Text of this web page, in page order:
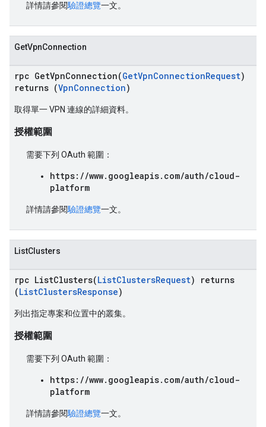
詳情請參閱驗證總覽一文。
GetVpnConnection
rpc GetVpnConnection(GetVpnConnectionRequest)
returns (VpnConnection)
取得單一 VPN 連線的詳細資料。
授權範圍
需要下列 OAuth 範圍：
https://www.googleapis.com/auth/cloud-
platform
詳情請參閱驗證總覽一文。
ListClusters
rpc ListClusters(ListClustersRequest) returns
(ListClustersResponse)
列出指定專案和位置中的叢集。
授權範圍
需要下列 OAuth 範圍：
https://www.googleapis.com/auth/cloud-
platform
詳情請參閱驗證總覽一文。